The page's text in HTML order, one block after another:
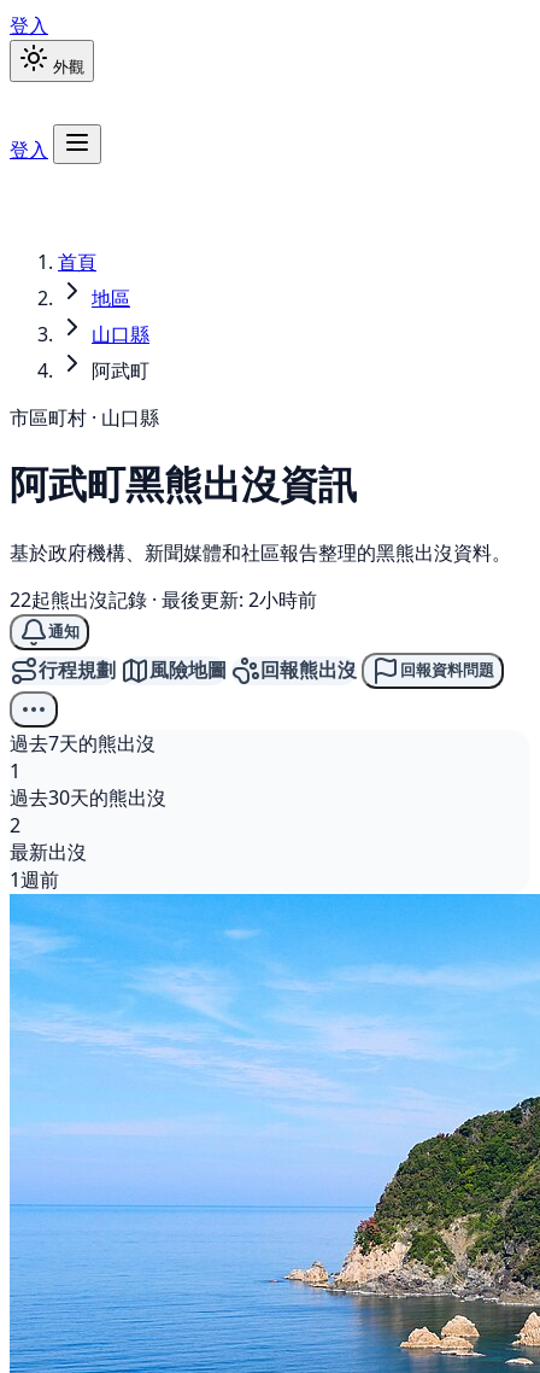
登入
外觀
登入
首頁
地區
山口縣
阿武町
市區町村 · 山口縣
阿武町黑熊出沒資訊
基於政府機構、新聞媒體和社區報告整理的黑熊出沒資料。
22起熊出沒記錄 · 最後更新: 2小時前
通知
行程規劃 風險地圖 回報熊出沒 回報資料問題
過去7天的熊出沒
1
過去30天的熊出沒
2
最新出沒
1週前